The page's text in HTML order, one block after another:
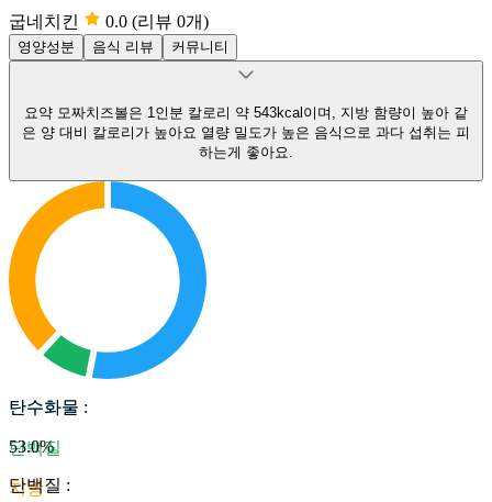
굽네치킨 0.0 (리뷰 0개)
영양성분 음식 리뷰 커뮤니티
요약 모짜치즈볼은 1인분 칼로리 약 543kcal이며, 지방 함량이 높아 같
은 양 대비 칼로리가 높아요 열량 밀도가 높은 음식으로 과다 섭취는 피
하는게 좋아요.
탄수화물
단백질
지방
탄수화물 :
53.0%
단백질 :